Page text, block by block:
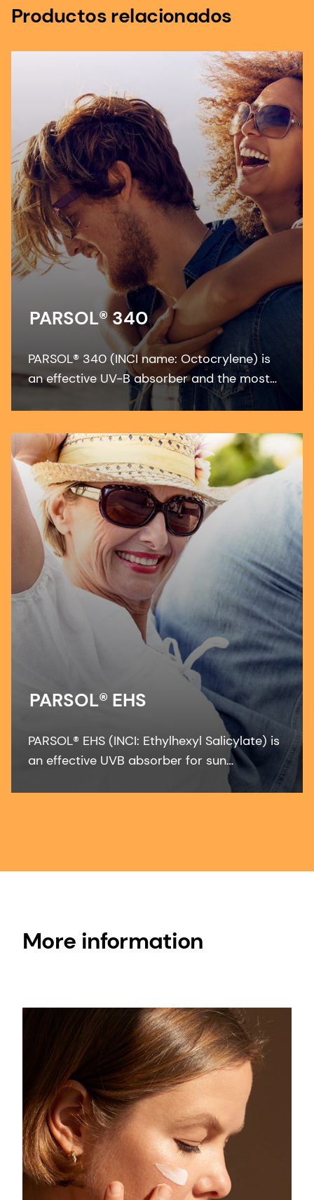
Productos relacionados
PARSOL® 340
PARSOL® 340 (INCI name: Octocrylene) is
an effective UV-B absorber and the most
effective photostabilizer for solid, crystalline
1789, Ethylhexyl Triazone and Diethylamino
Hydroxybenzoyl Hexyl Benzoate.
PARSOL® EHS
PARSOL® EHS (INCI: Ethylhexyl Salicylate) is
an effective UVB absorber for sun
protection formulations. This colorless
More information